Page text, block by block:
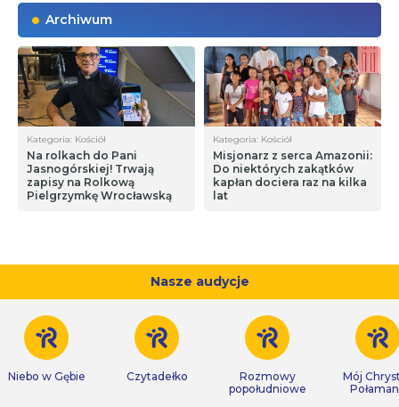
Archiwum
Kategoria: Kościół
Na rolkach do Pani
Jasnogórskiej! Trwają
zapisy na Rolkową
Pielgrzymkę Wrocławską
Kategoria: Kościół
Misjonarz z serca Amazonii:
Do niektórych zakątków
kapłan dociera raz na kilka
lat
Nasze audycje
Niebo w Gębie Czytadełko
Rozmowy
popołudniowe
Mój